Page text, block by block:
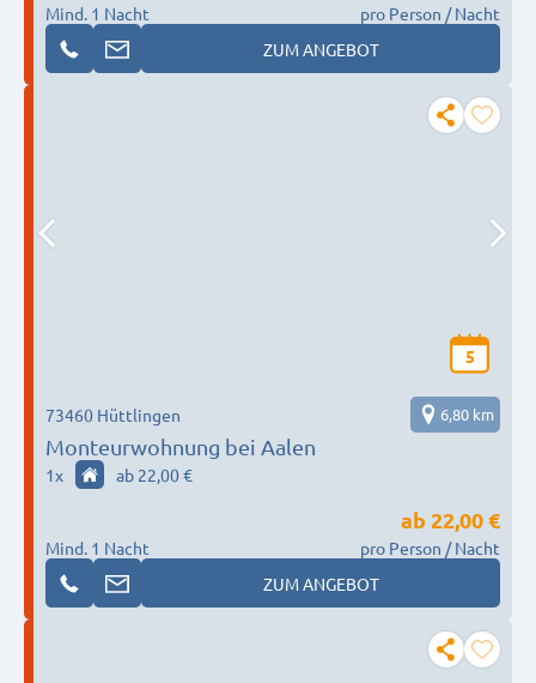
Mind. 1 Nacht
pro Person / Nacht
ZUM ANGEBOT
5
Monteurwohnung bei Aalen
73460 Hüttlingen 6,80 km
1x ab 22,00 €
Mind. 1 Nacht
ab 22,00 €
pro Person / Nacht
ZUM ANGEBOT